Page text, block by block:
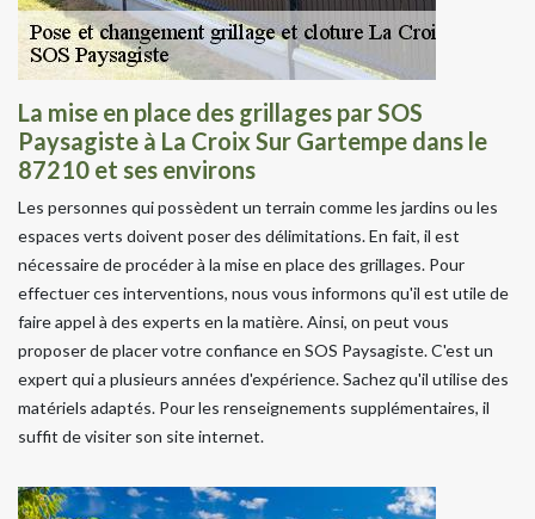
La mise en place des grillages par SOS
Paysagiste à La Croix Sur Gartempe dans le
87210 et ses environs
Les personnes qui possèdent un terrain comme les jardins ou les
espaces verts doivent poser des délimitations. En fait, il est
nécessaire de procéder à la mise en place des grillages. Pour
effectuer ces interventions, nous vous informons qu'il est utile de
faire appel à des experts en la matière. Ainsi, on peut vous
proposer de placer votre confiance en SOS Paysagiste. C'est un
expert qui a plusieurs années d'expérience. Sachez qu'il utilise des
matériels adaptés. Pour les renseignements supplémentaires, il
suffit de visiter son site internet.